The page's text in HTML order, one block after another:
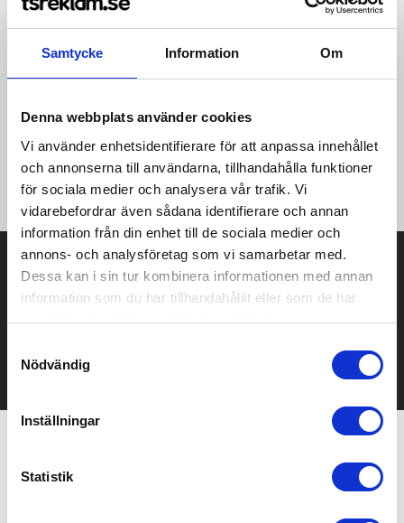
Samtycke Information Om
Denna webbplats använder cookies
Vi använder enhetsidentifierare för att anpassa innehållet
och annonserna till användarna, tillhandahålla funktioner
för sociala medier och analysera vår trafik. Vi
vidarebefordrar även sådana identifierare och annan
information från din enhet till de sociala medier och
annons- och analysföretag som vi samarbetar med.
Dessa kan i sin tur kombinera informationen med annan
information som du har tillhandahållit eller som de har
samlat in när du har använt deras tjänster.
Nödvändig
Inställningar
Statistik
Perfekt för alla tillfällen, oavsett om det är en avslappnad dag
ute eller ett jobbmöte, kommer den här halsduken att hålla dig
akrylfiber med lägre påverkan som använder mindre energi och
vatten, och med AWARE™-spårämne för att garantera
användningen av äkta återvunnet material, är den här
halsduken inte bara moderiktig utan också ett ansvarsfullt val.
Storlek 180 x 30 cm.
Prisuppgift på mailen?
Kontakta oss här för att få förslag på produkt och pris över
Relaterade produkter